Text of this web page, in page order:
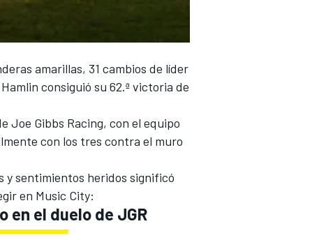
amarillas, 31 cambios de líder
consiguió su 62.ª victoria de
Joe Gibbs Racing, con el equipo
con los tres contra el muro
y sentimientos heridos significó
en Music City:
en el duelo de JGR